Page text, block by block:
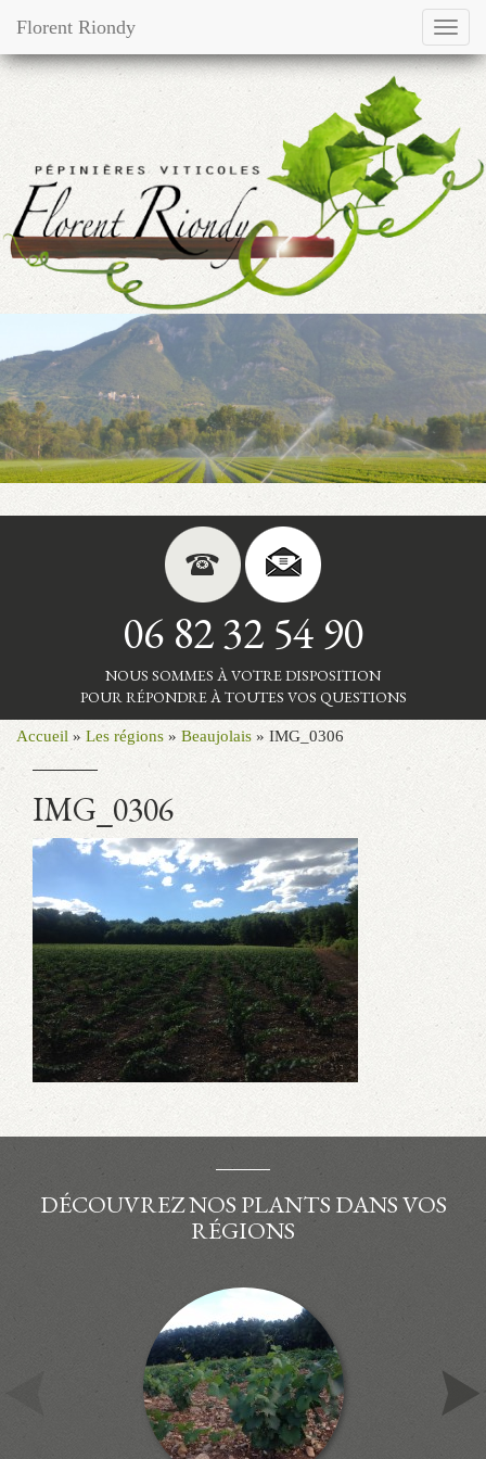
Florent Riondy
06 82 32 54 90
NOUS SOMMES À VOTRE DISPOSITION
POUR RÉPONDRE À TOUTES VOS QUESTIONS
Accueil » Les régions » Beaujolais » IMG_0306
IMG_0306
DÉCOUVREZ NOS PLANTS DANS VOS
RÉGIONS